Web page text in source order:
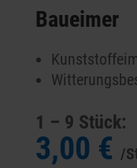
Baueimer
1 – 9 Stück:
3,00 € /